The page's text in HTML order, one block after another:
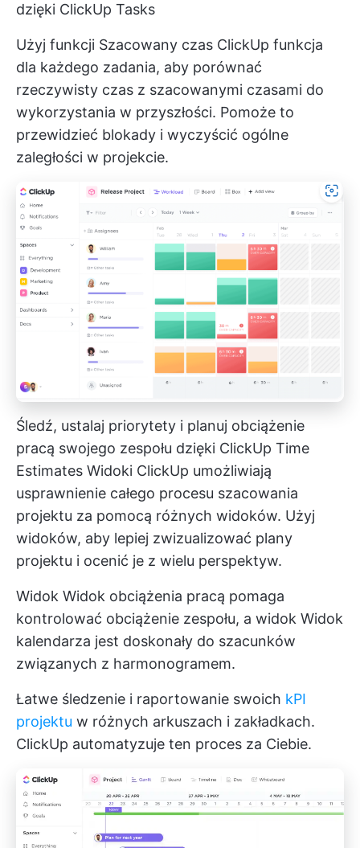
dzięki ClickUp Tasks
Użyj funkcji Szacowany czas ClickUp funkcja
dla każdego zadania, aby porównać
rzeczywisty czas z szacowanymi czasami do
wykorzystania w przyszłości. Pomoże to
przewidzieć blokady i wyczyścić ogólne
zaległości w projekcie.
Śledź, ustalaj priorytety i planuj obciążenie
pracą swojego zespołu dzięki ClickUp Time
Estimates Widoki ClickUp umożliwiają
usprawnienie całego procesu szacowania
projektu za pomocą różnych widoków. Użyj
widoków, aby lepiej zwizualizować plany
projektu i ocenić je z wielu perspektyw.
Widok Widok obciążenia pracą pomaga
kontrolować obciążenie zespołu, a widok Widok
kalendarza jest doskonały do szacunków
związanych z harmonogramem.
Łatwe śledzenie i raportowanie swoich kPI
projektu w różnych arkuszach i zakładkach.
ClickUp automatyzuje ten proces za Ciebie.